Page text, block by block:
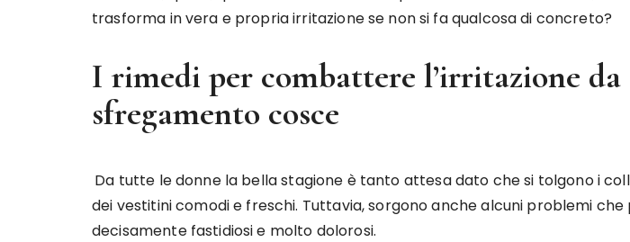
trasforma in vera e propria irritazione se non si fa qualcosa di concreto?
I rimedi per combattere l’irritazione da
sfregamento cosce
Da tutte le donne la bella stagione è tanto attesa dato che si tolgono i
dei vestitini comodi e freschi. Tuttavia, sorgono anche alcuni problemi che
decisamente fastidiosi e molto dolorosi.